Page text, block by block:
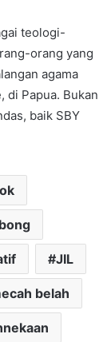
teologi-
orang yang
agama
di Papua. Bukan
baik SBY
JIL
belah